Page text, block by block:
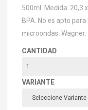
500ml. Medida: 20,3
BPA. No es apto
microondas. Wagner.
CANTIDAD
VARIANTE